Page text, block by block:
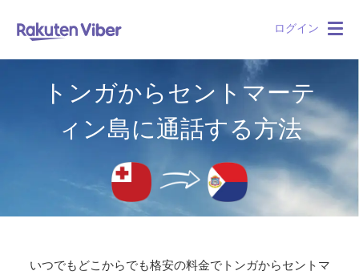
ログイン
トンガからセントマーテ
ィン島に通話する方法
いつでもどこからでも格安の料金でトンガからセントマ